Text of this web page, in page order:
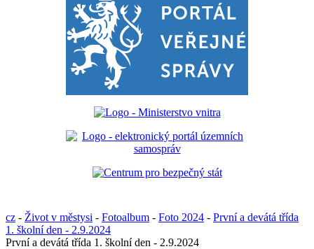
cz - Život v městysi - Fotoalbum - Foto 2024 - První a devátá třída
1. školní den - 2.9.2024
První a devátá třída 1. školní den - 2.9.2024